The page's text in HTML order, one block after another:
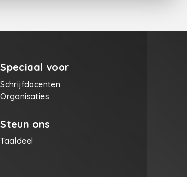
Speciaal voor
Schrijfdocenten
Organisaties
Steun ons
Taaldeel